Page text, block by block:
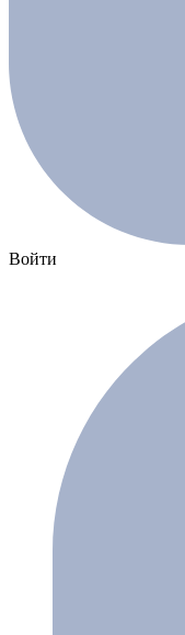
Войти